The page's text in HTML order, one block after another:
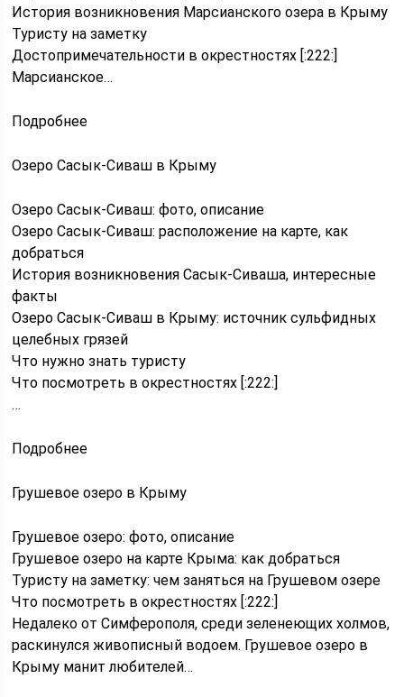
История возникновения Марсианского озера в Крыму
Туристу на заметку
Достопримечательности в окрестностях [:222:]
Марсианское…
Подробнее
Озеро Сасык-Сиваш в Крыму
Озеро Сасык-Сиваш: фото, описание
Озеро Сасык-Сиваш: расположение на карте, как
добраться
История возникновения Сасык-Сиваша, интересные
факты
Озеро Сасык-Сиваш в Крыму: источник сульфидных
целебных грязей
Что нужно знать туристу
Что посмотреть в окрестностях [:222:]
…
Подробнее
Грушевое озеро в Крыму
Грушевое озеро: фото, описание
Грушевое озеро на карте Крыма: как добраться
Туристу на заметку: чем заняться на Грушевом озере
Что посмотреть в окрестностях [:222:]
Недалеко от Симферополя, среди зеленеющих холмов,
раскинулся живописный водоем. Грушевое озеро в
Крыму манит любителей…